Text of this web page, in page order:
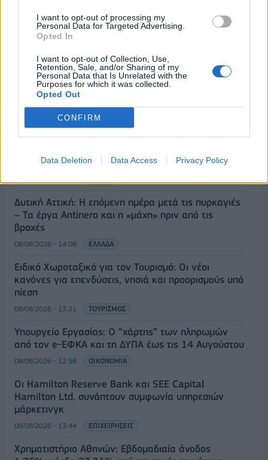
I want to opt-out of processing my
Personal Data for Targeted Advertising.
Opted In
I want to opt-out of Collection, Use,
Retention, Sale, and/or Sharing of my
Personal Data that Is Unrelated with the
Purposes for which it was collected.
Opted Out
CONFIRM
Data Deletion Data Access Privacy Policy
ΡΟΗ ΕΙΔΗΣΕΩΝ
Κορυφώνεται η έξοδος του Αυγούστου – Πάνω από
λιμάνια της Αττικής
Δυτική Αττική: Η επόμενη ημέρα μετά τις πυρκαγιές
– Τα έργα Antinero και η «μάχη» πριν από τις
βροχές
08/08/2026 - 14:08 ΕΛΛΑΔΑ
Ειδικό Χωροταξικό για τον Τουρισμό: Οι νέοι
κανόνες για επενδύσεις, νησιά και προορισμούς υπό
πίεση
08/08/2026 - 13:21 ΤΟΥΡΙΣΜΟΣ
Υπουργείο Εργασίας: Ο “χάρτης” των πληρωμών
από τον e-ΕΦΚΑ και τη ΔΥΠΑ έως τις 14 Αυγούστου
08/08/2026 - 12:58 ΟΙΚΟΝΟΜΙΑ
Οι Hamilton Reserve Bank και SEE Capital
Hamilton Ltd. συνάπτουν συμφωνία υπηρεσιών
μάρκετινγκ
08/08/2026 - 13:44 ΕΠΙΧΕΙΡΗΣΕΙΣ
Χρηματιστήριο Αθηνών: Εβδομαδιαία άνοδος